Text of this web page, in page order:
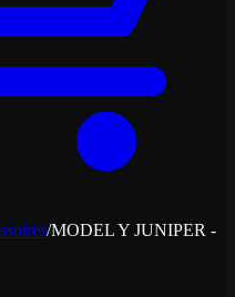
/MODEL Y JUNIPER -